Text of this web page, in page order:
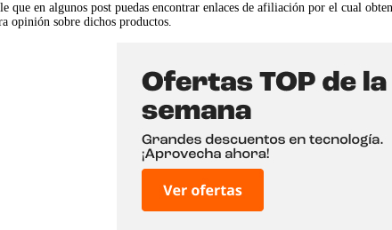
que en algunos post puedas encontrar enlaces de afiliación por el cual
opinión sobre dichos productos.